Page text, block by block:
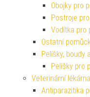
Obojky pro
Postroje
Vodítka pro
Ostatní
Pelíšky, boudy
Pelíšky pro
Veterinární lékárna
Antiparazitika